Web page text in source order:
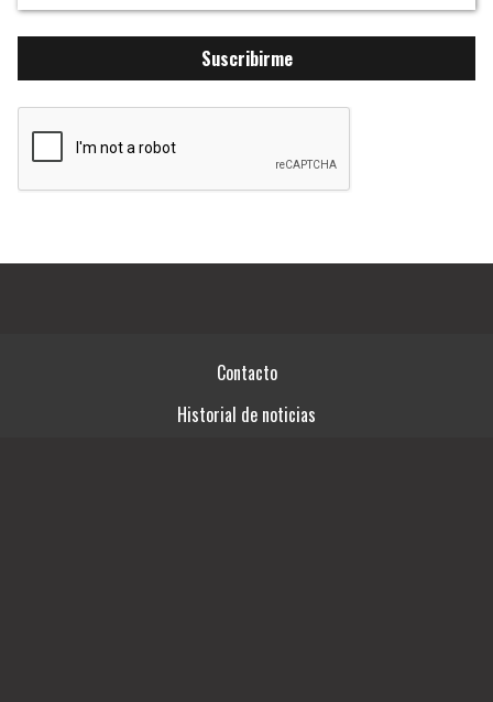
Suscribirme
Contacto
Historial de noticias